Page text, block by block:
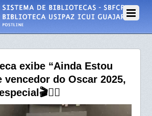
exibe “Ainda Estou
vencedor do Oscar 2025,